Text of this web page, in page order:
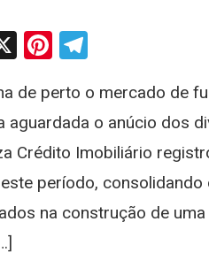
X Pinterest
de perto o mercado de
aguardada o anúcio dos
Crédito Imobiliário
período,
na construção de